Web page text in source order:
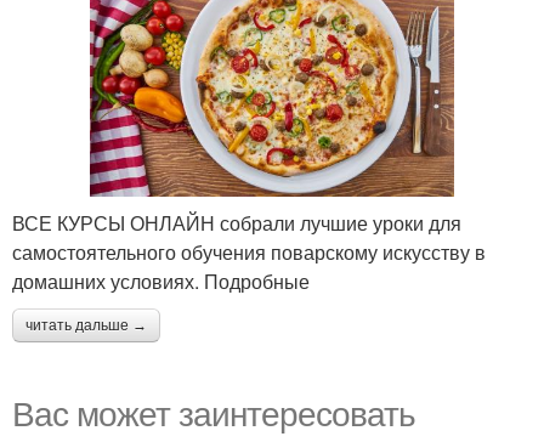
ВСЕ КУРСЫ ОНЛАЙН собрали лучшие уроки для
самостоятельного обучения поварскому искусству в
домашних условиях. Подробные
читать дальше →
Вас может заинтересовать